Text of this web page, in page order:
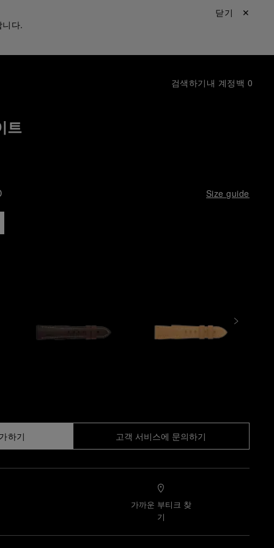
다.
닫기 ✕
검색하기 내 계정 백 0
트
Size guide
하기 고객 서비스에 문의하기
가까운 부티크 찾
기